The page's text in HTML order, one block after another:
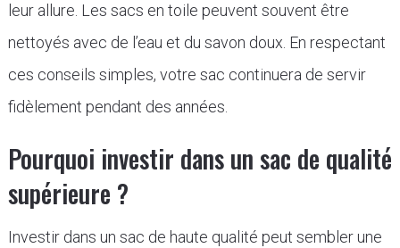
leur allure. Les sacs en toile peuvent souvent être
nettoyés avec de l’eau et du savon doux. En respectant
ces conseils simples, votre sac continuera de servir
fidèlement pendant des années.
Pourquoi investir dans un sac de qualité
supérieure ?
Investir dans un sac de haute qualité peut sembler une